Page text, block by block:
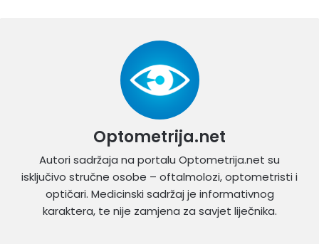
Optometrija.net
Autori sadržaja na portalu Optometrija.net su
isključivo stručne osobe – oftalmolozi, optometristi i
optičari. Medicinski sadržaj je informativnog
karaktera, te nije zamjena za savjet liječnika.